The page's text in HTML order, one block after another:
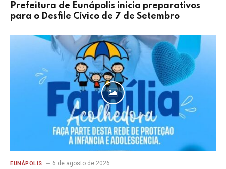
Prefeitura de Eunápolis inicia preparativos
para o Desfile Cívico de 7 de Setembro
EUNÁPOLIS 6 de agosto de 2026